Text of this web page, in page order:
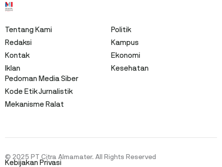
Tentang Kami
Redaksi
Kontak
Iklan
Politik
Kampus
Ekonomi
Kesehatan
Pedoman Media Siber
Kode Etik Jurnalistik
Mekanisme Ralat
© 2025 PT Citra Almamater. All Rights Reserved
Kebijakan Privasi